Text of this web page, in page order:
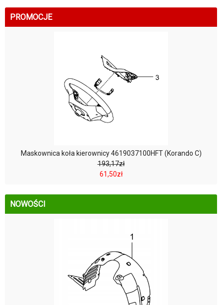
PROMOCJE
Maskownica koła kierownicy 4619037100HFT (Korando C)
193,17zł
61,50zł
NOWOŚCI